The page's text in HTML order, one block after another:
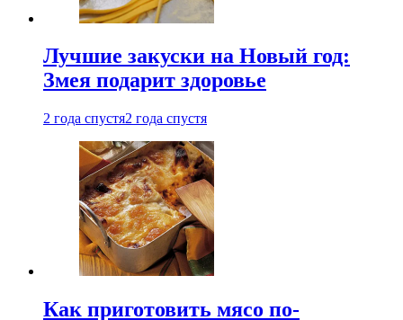
Лучшие закуски на Новый год:
Змея подарит здоровье
2 года спустя2 года спустя
Как приготовить мясо по-